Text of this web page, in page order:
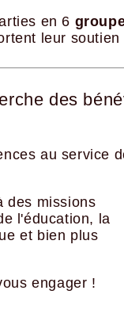
en 6
leur
des
au service
des missions
l'éducation, la
et bien plus
engager !